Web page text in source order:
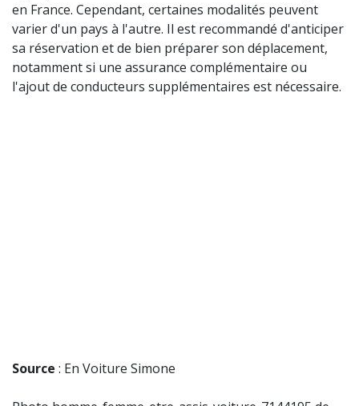
en France. Cependant, certaines modalités peuvent
varier d'un pays à l'autre. Il est recommandé d'anticiper
sa réservation et de bien préparer son déplacement,
notamment si une assurance complémentaire ou
l'ajout de conducteurs supplémentaires est nécessaire.
Source : En Voiture Simone